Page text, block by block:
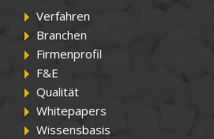
Verfahren
Branchen
Firmenprofil
F&E
Qualität
Whitepapers
Wissensbasis